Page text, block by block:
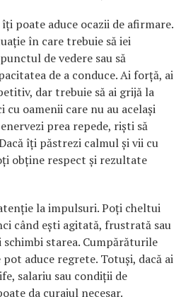
poate aduce ocazii de afirmare.
în care trebuie să iei
de vedere sau să
de a conduce. Ai forță, ai
dar trebuie să ai grijă la
oamenii care nu au același
prea repede, riști să
îți păstrezi calmul și vii cu
obține respect și rezultate
la impulsuri. Poți cheltui
când ești agitată, frustrată sau
starea. Cumpărăturile
aduce regrete. Totuși, dacă ai
salariu sau condiții de
da curajul necesar.